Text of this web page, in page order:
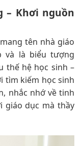
– Khơi nguồn
tên nhà giáo
và là biểu tượng
thế hệ học sinh –
tìm kiếm học sinh
nhắc nhớ về tinh
giáo dục mà thầy